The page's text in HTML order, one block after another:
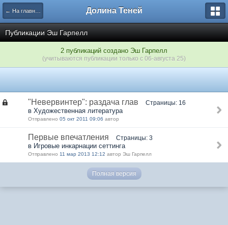
← На главную Долина Теней
Публикации Эш Гарпелл
2 публикаций создано Эш Гарпелл
(учитываются публикации только с 06-августа 25)
"Невервинтер": раздача глав Страницы: 16
в Художественная литература
Отправлено 05 окт 2011 09:06 автор
Первые впечатления Страницы: 3
в Игровые инкарнации сеттинга
Отправлено 11 мар 2013 12:12 автор Эш Гарпелл
Полная версия